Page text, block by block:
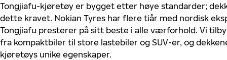
Tongjiafu-kjøretøy er bygget etter høye standarder;
dette kravet. Nokian Tyres har flere tiår med nordisk
Tongjiafu presterer på sitt beste i alle værforhold. Vi
fra kompaktbiler til store lastebiler og SUV-er, og
kjøretøys unike egenskaper.